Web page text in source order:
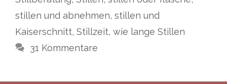
stillen und abnehmen, stillen und
Kaiserschnitt, Stillzeit, wie lange Stillen
31 Kommentare